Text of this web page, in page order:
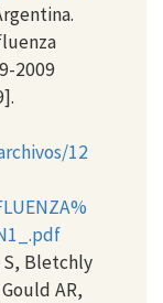
2009
12
S, Bletchly
AR,